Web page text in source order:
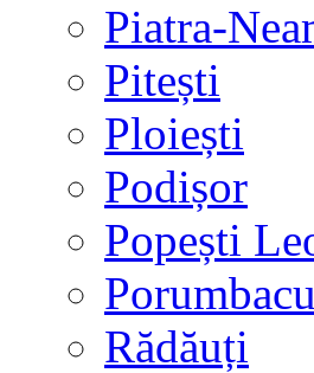
Piatra-
Pitești
Ploiești
Podișor
Popești
Rădăuți